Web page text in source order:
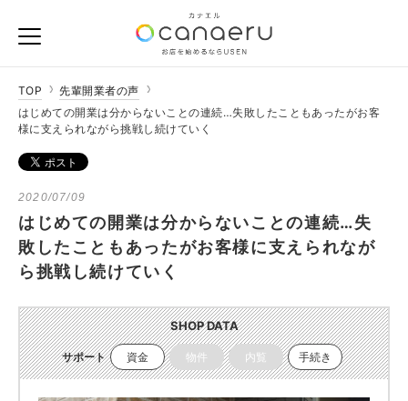
TOP
先輩開業者の声
はじめての開業は分からないことの連続…失敗したこともあったがお客
様に支えられながら挑戦し続けていく
2020/07/09
はじめての開業は分からないことの連続…失
敗したこともあったがお客様に支えられなが
ら挑戦し続けていく
SHOP DATA
サポート 資金 物件 内覧 手続き